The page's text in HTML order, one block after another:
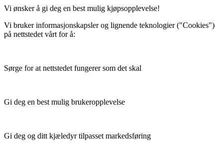
Vi ønsker å gi deg en best mulig kjøpsopplevelse!
Vi bruker informasjonskapsler og lignende teknologier ("Cookies")
på nettstedet vårt for å:
Sørge for at nettstedet fungerer som det skal
Gi deg en best mulig brukeropplevelse
Gi deg og ditt kjæledyr tilpasset markedsføring